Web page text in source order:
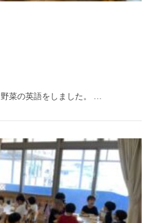
菜の英語をしました。 …